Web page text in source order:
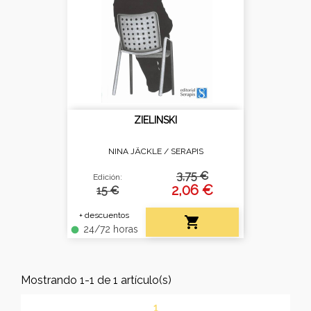
ZIELINSKI
NINA JÄCKLE / SERAPIS
Edición:
15 €
+ descuentos
fiber_manual_record 24/72 horas
3,75 €
2,06 €

Mostrando 1-1 de 1 artículo(s)
1